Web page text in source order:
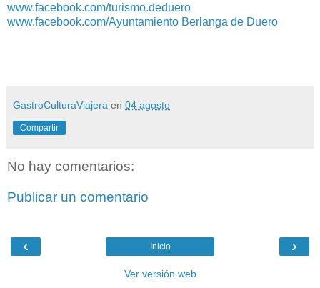
www.facebook.com/turismo.deduero
www.facebook.com/Ayuntamiento Berlanga de Duero
GastroCulturaViajera en 04 agosto
Compartir
No hay comentarios:
Publicar un comentario
‹ ›
Inicio
Ver versión web